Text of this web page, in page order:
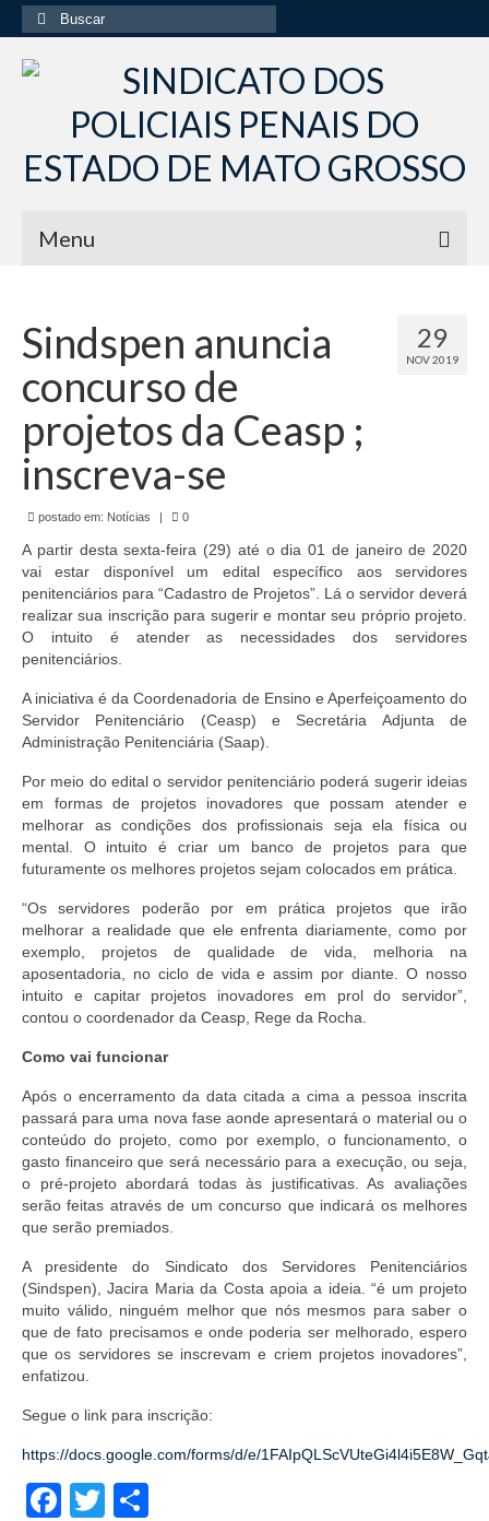
Buscar
por:
Menu
Institucional
Diretoria Sindsppen
Histórico do Sindsppen
Histórico do Sistema Penitenciário do Estado
Formulário de Requerimento Padrão Sindsppen
Estatuto do Sindsppen
Tabela Salarial do Sistema Penitenciário
Servidores Penitenciários de Mato Grosso
Filie-se
Notícias Gerais
Artigos
Esportes
Nota de Falecimento
Notícias
Pautas Nacionais
Convênios
Fale Conosco
Permutas Disponíveis
Área do Filiado
Regimento interno do Sindsppen
29
NOV 2019
Sindspen anuncia
concurso de
projetos da Ceasp ;
inscreva-se
postado em: Notícias | 0
A partir desta sexta-feira (29) até o dia 01 de janeiro de 2020
vai estar disponível um edital específico aos servidores
penitenciários para “Cadastro de Projetos”. Lá o servidor deverá
realizar sua inscrição para sugerir e montar seu próprio projeto.
O intuito é atender as necessidades dos servidores
penitenciários.
A iniciativa é da Coordenadoria de Ensino e Aperfeiçoamento do
Servidor Penitenciário (Ceasp) e Secretária Adjunta de
Administração Penitenciária (Saap).
Por meio do edital o servidor penitenciário poderá sugerir ideias
em formas de projetos inovadores que possam atender e
melhorar as condições dos profissionais seja ela física ou
mental. O intuito é criar um banco de projetos para que
futuramente os melhores projetos sejam colocados em prática.
“Os servidores poderão por em prática projetos que irão
melhorar a realidade que ele enfrenta diariamente, como por
exemplo, projetos de qualidade de vida, melhoria na
aposentadoria, no ciclo de vida e assim por diante. O nosso
intuito e capitar projetos inovadores em prol do servidor”,
contou o coordenador da Ceasp, Rege da Rocha.
Como vai funcionar
Após o encerramento da data citada a cima a pessoa inscrita
passará para uma nova fase aonde apresentará o material ou o
conteúdo do projeto, como por exemplo, o funcionamento, o
gasto financeiro que será necessário para a execução, ou seja,
o pré-projeto abordará todas às justificativas. As avaliações
serão feitas através de um concurso que indicará os melhores
que serão premiados.
A presidente do Sindicato dos Servidores Penitenciários
(Sindspen), Jacira Maria da Costa apoia a ideia. “é um projeto
muito válido, ninguém melhor que nós mesmos para saber o
que de fato precisamos e onde poderia ser melhorado, espero
que os servidores se inscrevam e criem projetos inovadores”,
enfatizou.
Segue o link para inscrição:
https://docs.google.com/forms/d/e/
Facebook
Twitter